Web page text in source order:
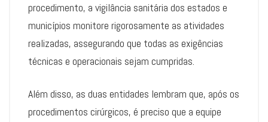
procedimento, a vigilância sanitária dos estados e
municípios monitore rigorosamente as atividades
realizadas, assegurando que todas as exigências
técnicas e operacionais sejam cumpridas.
Além disso, as duas entidades lembram que, após os
procedimentos cirúrgicos, é preciso que a equipe